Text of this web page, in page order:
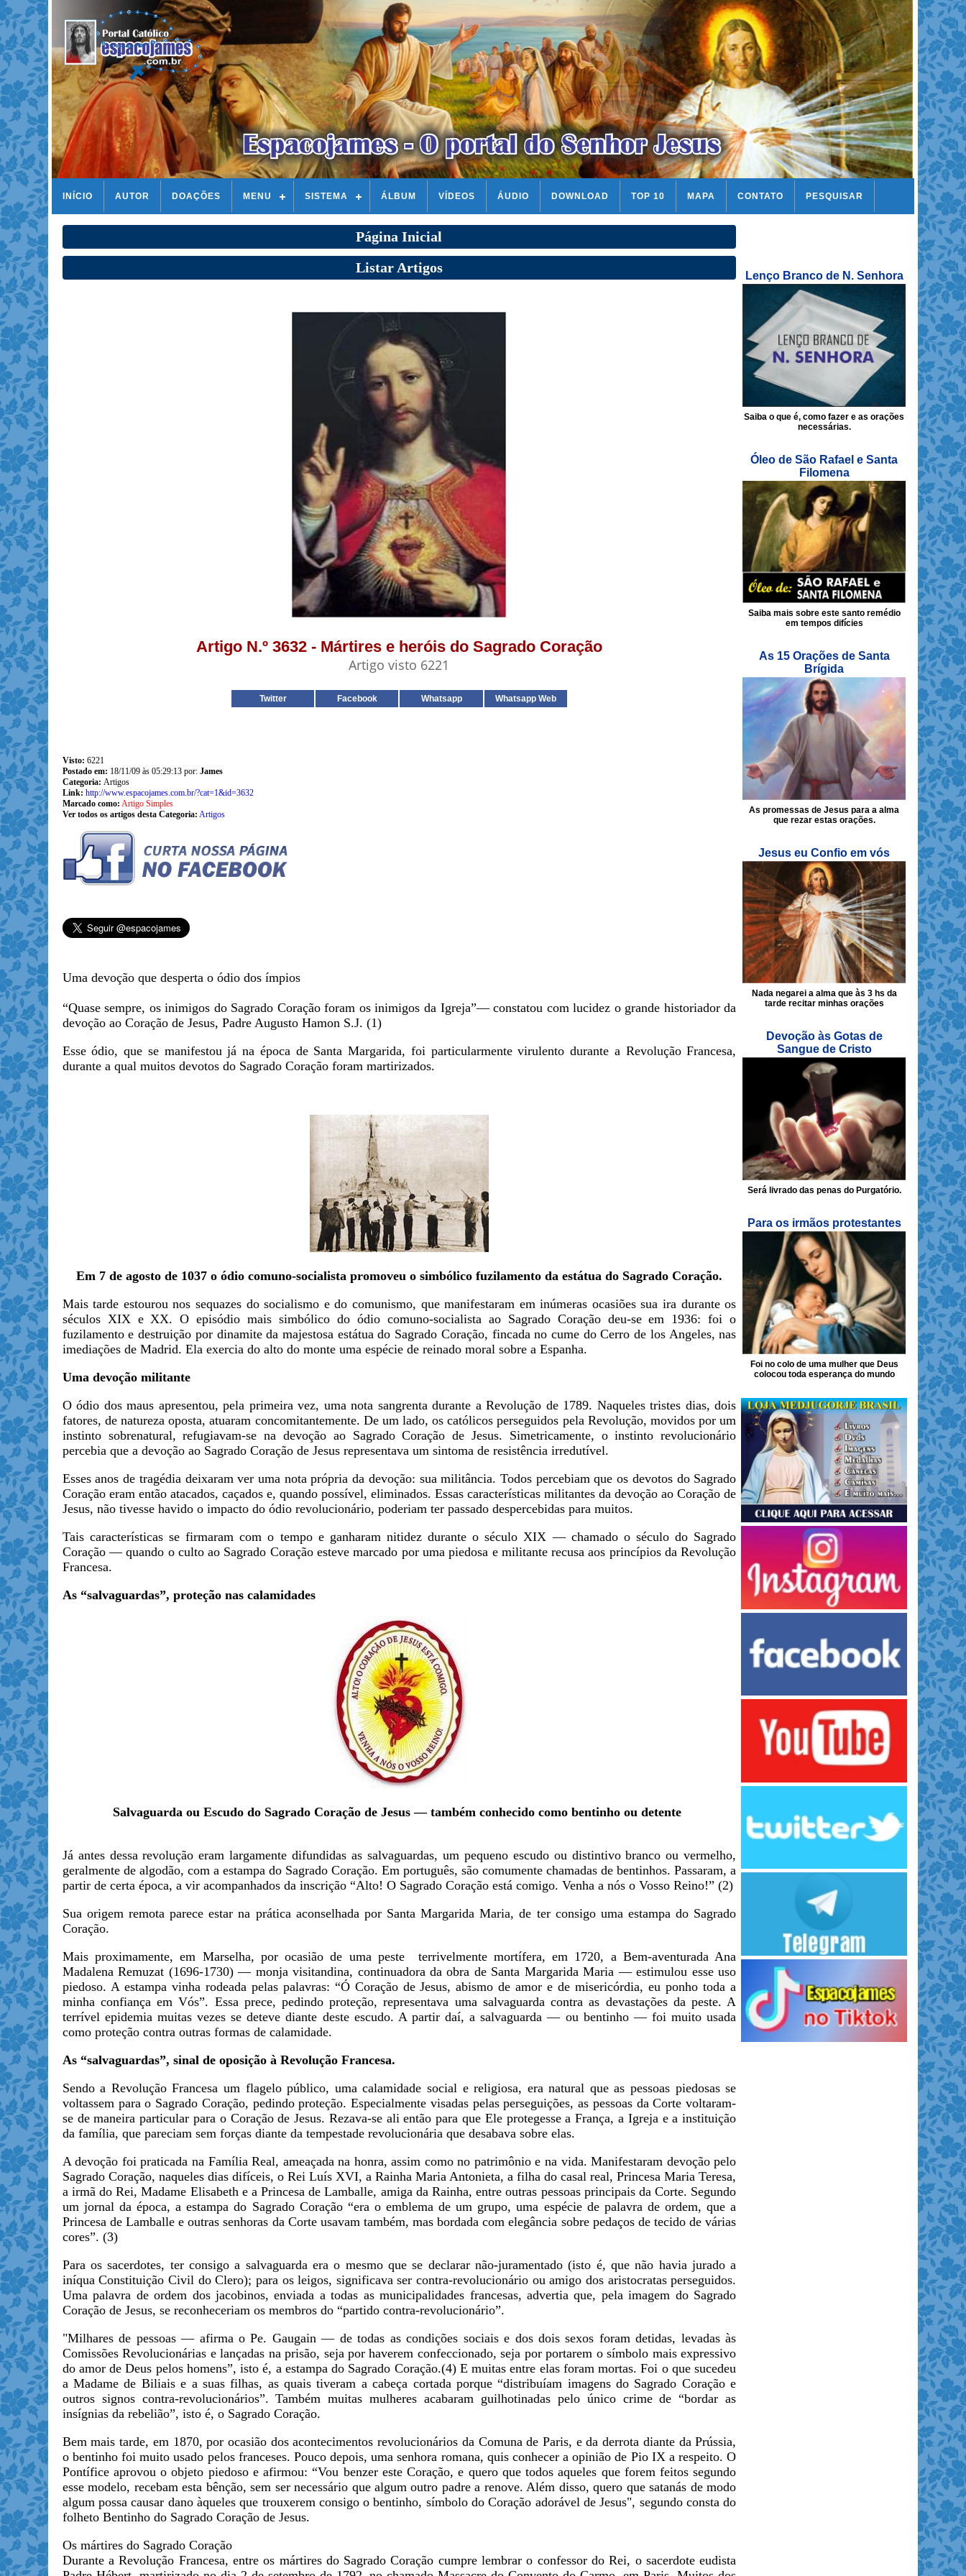
INÍCIO AUTOR DOAÇÕES MENU SISTEMA ÁLBUM VÍDEOS ÁUDIO DOWNLOAD TOP 10 MAPA CONTATO PESQUISAR
Página Inicial
Listar Artigos
Artigo N.º 3632 - Mártires e heróis do Sagrado Coração
Artigo visto 6221
Twitter Facebook Whatsapp Whatsapp Web
Visto: 6221
Postado em: 18/11/09 às 05:29:13 por: James
Categoria: Artigos
Link: http://www.espacojames.com.br/?cat=1&id=3632
Marcado como: Artigo Simples
Ver todos os artigos desta Categoria: Artigos
Uma devoção que desperta o ódio dos ímpios
“Quase sempre, os inimigos do Sagrado Coração foram os inimigos da Igreja”— constatou com lucidez o grande historiador da
devoção ao Coração de Jesus, Padre Augusto Hamon S.J. (1)
Esse ódio, que se manifestou já na época de Santa Margarida, foi particularmente virulento durante a Revolução Francesa,
durante a qual muitos devotos do Sagrado Coração foram martirizados.
Em 7 de agosto de 1037 o ódio comuno-socialista promoveu o simbólico fuzilamento da estátua do Sagrado Coração.
Mais tarde estourou nos sequazes do socialismo e do comunismo, que manifestaram em inúmeras ocasiões sua ira durante os
séculos XIX e XX. O episódio mais simbólico do ódio comuno-socialista ao Sagrado Coração deu-se em 1936: foi o
fuzilamento e destruição por dinamite da majestosa estátua do Sagrado Coração, fincada no cume do Cerro de los Angeles, nas
imediações de Madrid. Ela exercia do alto do monte uma espécie de reinado moral sobre a Espanha.
Uma devoção militante
O ódio dos maus apresentou, pela primeira vez, uma nota sangrenta durante a Revolução de 1789. Naqueles tristes dias, dois
fatores, de natureza oposta, atuaram concomitantemente. De um lado, os católicos perseguidos pela Revolução, movidos por um
instinto sobrenatural, refugiavam-se na devoção ao Sagrado Coração de Jesus. Simetricamente, o instinto revolucionário
percebia que a devoção ao Sagrado Coração de Jesus representava um sintoma de resistência irredutível.
Esses anos de tragédia deixaram ver uma nota própria da devoção: sua militância. Todos percebiam que os devotos do Sagrado
Coração eram então atacados, caçados e, quando possível, eliminados. Essas características militantes da devoção ao Coração de
Jesus, não tivesse havido o impacto do ódio revolucionário, poderiam ter passado despercebidas para muitos.
Tais características se firmaram com o tempo e ganharam nitidez durante o século XIX — chamado o século do Sagrado
Coração — quando o culto ao Sagrado Coração esteve marcado por uma piedosa e militante recusa aos princípios da Revolução
Francesa.
As “salvaguardas”, proteção nas calamidades
Salvaguarda ou Escudo do Sagrado Coração de Jesus — também conhecido como bentinho ou detente
Já antes dessa revolução eram largamente difundidas as salvaguardas, um pequeno escudo ou distintivo branco ou vermelho,
geralmente de algodão, com a estampa do Sagrado Coração. Em português, são comumente chamadas de bentinhos. Passaram, a
partir de certa época, a vir acompanhados da inscrição “Alto! O Sagrado Coração está comigo. Venha a nós o Vosso Reino!” (2)
Sua origem remota parece estar na prática aconselhada por Santa Margarida Maria, de ter consigo uma estampa do Sagrado
Coração.
Mais proximamente, em Marselha, por ocasião de uma peste terrivelmente mortífera, em 1720, a Bem-aventurada Ana
Madalena Remuzat (1696-1730) — monja visitandina, continuadora da obra de Santa Margarida Maria — estimulou esse uso
piedoso. A estampa vinha rodeada pelas palavras: “Ó Coração de Jesus, abismo de amor e de misericórdia, eu ponho toda a
minha confiança em Vós”. Essa prece, pedindo proteção, representava uma salvaguarda contra as devastações da peste. A
terrível epidemia muitas vezes se deteve diante deste escudo. A partir daí, a salvaguarda — ou bentinho — foi muito usada
como proteção contra outras formas de calamidade.
As “salvaguardas”, sinal de oposição à Revolução Francesa.
Sendo a Revolução Francesa um flagelo público, uma calamidade social e religiosa, era natural que as pessoas piedosas se
voltassem para o Sagrado Coração, pedindo proteção. Especialmente visadas pelas perseguições, as pessoas da Corte voltaram-
se de maneira particular para o Coração de Jesus. Rezava-se ali então para que Ele protegesse a França, a Igreja e a instituição
da família, que pareciam sem forças diante da tempestade revolucionária que desabava sobre elas.
A devoção foi praticada na Família Real, ameaçada na honra, assim como no patrimônio e na vida. Manifestaram devoção pelo
Sagrado Coração, naqueles dias difíceis, o Rei Luís XVI, a Rainha Maria Antonieta, a filha do casal real, Princesa Maria Teresa,
a irmã do Rei, Madame Elisabeth e a Princesa de Lamballe, amiga da Rainha, entre outras pessoas principais da Corte. Segundo
um jornal da época, a estampa do Sagrado Coração “era o emblema de um grupo, uma espécie de palavra de ordem, que a
Princesa de Lamballe e outras senhoras da Corte usavam também, mas bordada com elegância sobre pedaços de tecido de várias
cores”. (3)
Para os sacerdotes, ter consigo a salvaguarda era o mesmo que se declarar não-juramentado (isto é, que não havia jurado a
iníqua Constituição Civil do Clero); para os leigos, significava ser contra-revolucionário ou amigo dos aristocratas perseguidos.
Uma palavra de ordem dos jacobinos, enviada a todas as municipalidades francesas, advertia que, pela imagem do Sagrado
Coração de Jesus, se reconheceriam os membros do “partido contra-revolucionário”.
"Milhares de pessoas — afirma o Pe. Gaugain — de todas as condições sociais e dos dois sexos foram detidas, levadas às
Comissões Revolucionárias e lançadas na prisão, seja por haverem confeccionado, seja por portarem o símbolo mais expressivo
do amor de Deus pelos homens”, isto é, a estampa do Sagrado Coração.(4) E muitas entre elas foram mortas. Foi o que sucedeu
a Madame de Biliais e a suas filhas, as quais tiveram a cabeça cortada porque “distribuíam imagens do Sagrado Coração e
outros signos contra-revolucionários”. Também muitas mulheres acabaram guilhotinadas pelo único crime de “bordar as
insígnias da rebelião”, isto é, o Sagrado Coração.
Bem mais tarde, em 1870, por ocasião dos acontecimentos revolucionários da Comuna de Paris, e da derrota diante da Prússia,
o bentinho foi muito usado pelos franceses. Pouco depois, uma senhora romana, quis conhecer a opinião de Pio IX a respeito. O
Pontífice aprovou o objeto piedoso e afirmou: “Vou benzer este Coração, e quero que todos aqueles que forem feitos segundo
esse modelo, recebam esta bênção, sem ser necessário que algum outro padre a renove. Além disso, quero que satanás de modo
algum possa causar dano àqueles que trouxerem consigo o bentinho, símbolo do Coração adorável de Jesus", segundo consta do
folheto Bentinho do Sagrado Coração de Jesus.
Os mártires do Sagrado Coração
Durante a Revolução Francesa, entre os mártires do Sagrado Coração cumpre lembrar o confessor do Rei, o sacerdote eudista
Lenço Branco de N. Senhora
Saiba o que é, como fazer e as orações
necessárias.
Óleo de São Rafael e Santa
Filomena
Saiba mais sobre este santo remédio
em tempos difícies
As 15 Orações de Santa
Brígida
As promessas de Jesus para a alma
que rezar estas orações.
Jesus eu Confio em vós
Nada negarei a alma que às 3 hs da
tarde recitar minhas orações
Devoção às Gotas de
Sangue de Cristo
Será livrado das penas do Purgatório.
Para os irmãos protestantes
Foi no colo de uma mulher que Deus
colocou toda esperança do mundo